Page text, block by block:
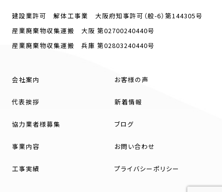
建設業許可 解体工事業 大阪府知事許可（般-6）第144305号
産業廃棄物収集運搬 大阪 第02700240440号
産業廃棄物収集運搬 兵庫 第02803240440号
会社案内
代表挨拶
協力業者様募集
事業内容
工事実績
お客様の声
新着情報
ブログ
お問い合わせ
プライバシーポリシー